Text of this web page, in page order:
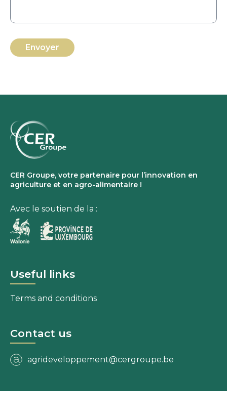
Envoyer
CER Groupe, votre partenaire pour l’innovation en
agriculture et en agro-alimentaire !
Avec le soutien de la :
Useful links
Terms and conditions
Contact us
agrideveloppement@cergroupe.be